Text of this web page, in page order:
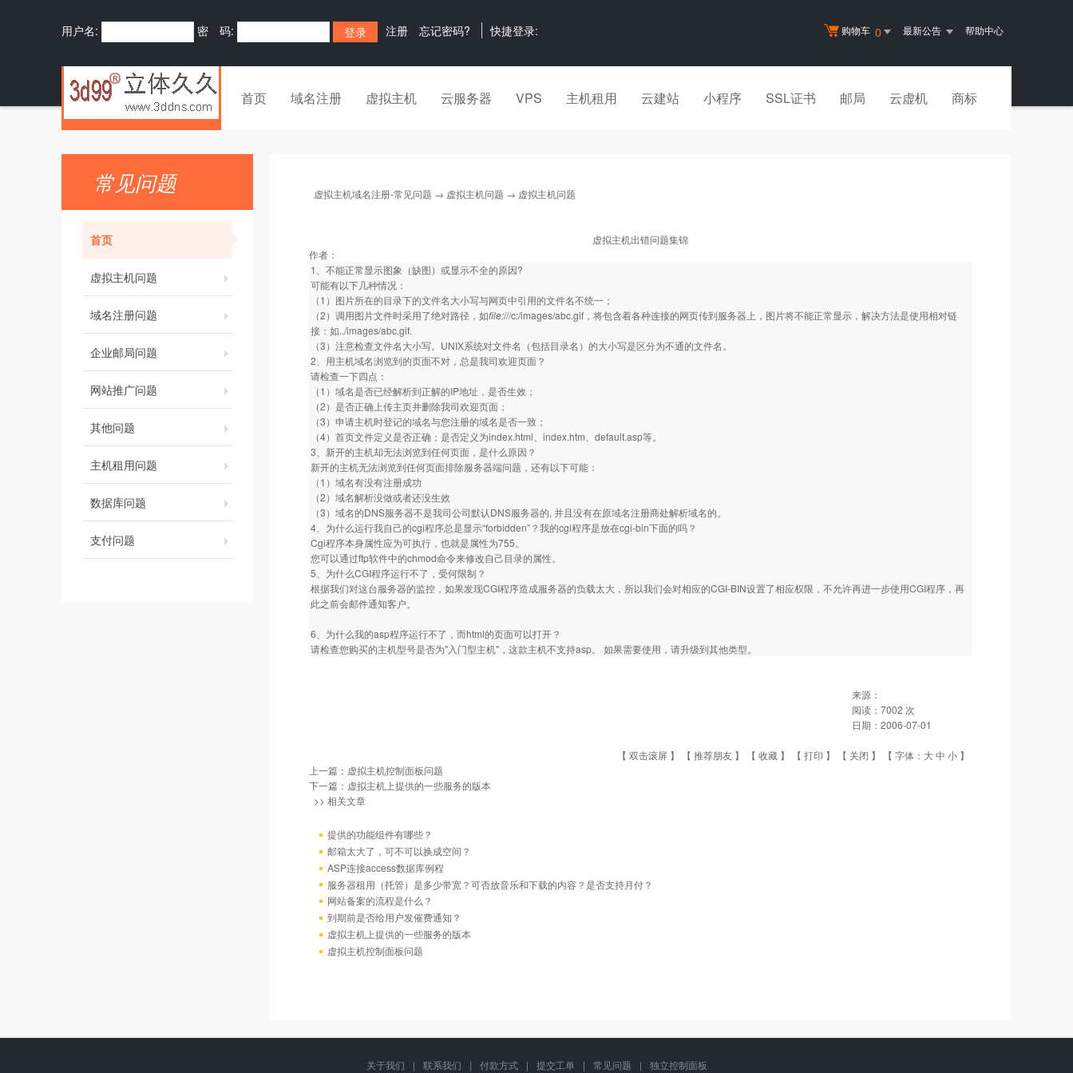
购物车 0 最新公告 帮助中心
用户名: 密 码: 注册 忘记密码? 快捷登录:
首页 域名注册 虚拟主机 云服务器 VPS 主机租用 云建站 小程序 SSL证书 邮局 云虚机 商标
常见问题
首页
虚拟主机问题
域名注册问题
企业邮局问题
网站推广问题
其他问题
主机租用问题
数据库问题
支付问题
虚拟主机域名注册-常见问题 → 虚拟主机问题 → 虚拟主机问题
虚拟主机出错问题集锦
作者：
1、不能正常显示图象（缺图）或显示不全的原因?
可能有以下几种情况：
（1）图片所在的目录下的文件名大小写与网页中引用的文件名不统一；
（2）调用图片文件时采用了绝对路径，如file:///c:/images/abc.gif，将包含着各种连接的网页传到服务器上，图片将不能正常显示，解决方法是使用相对链
接：如../images/abc.gif.
（3）注意检查文件名大小写。UNIX系统对文件名（包括目录名）的大小写是区分为不通的文件名。
2、用主机域名浏览到的页面不对，总是我司欢迎页面？
请检查一下四点：
（1）域名是否已经解析到正解的IP地址，是否生效；
（2）是否正确上传主页并删除我司欢迎页面；
（3）申请主机时登记的域名与您注册的域名是否一致；
（4）首页文件定义是否正确；是否定义为index.html、index.htm、default.asp等。
3、新开的主机却无法浏览到任何页面，是什么原因？
新开的主机无法浏览到任何页面排除服务器端问题，还有以下可能：
（1）域名有没有注册成功
（2）域名解析没做或者还没生效
（3）域名的DNS服务器不是我司公司默认DNS服务器的, 并且没有在原域名注册商处解析域名的。
4、为什么运行我自己的cgi程序总是显示“forbidden”？我的cgi程序是放在cgi-bin下面的吗？
Cgi程序本身属性应为可执行，也就是属性为755。
您可以通过ftp软件中的chmod命令来修改自己目录的属性。
5、为什么CGI程序运行不了，受何限制？
根据我们对这台服务器的监控，如果发现CGI程序造成服务器的负载太大，所以我们会对相应的CGI-BIN设置了相应权限，不允许再进一步使用CGI程序，再
此之前会邮件通知客户。
6、为什么我的asp程序运行不了，而html的页面可以打开？
请检查您购买的主机型号是否为"入门型主机"，这款主机不支持asp。 如果需要使用，请升级到其他类型。
来源：
阅读： 7002 次
日期： 2006-07-01
【 双击滚屏 】 【 推荐朋友 】 【 收藏 】 【 打印 】 【 关闭 】 【 字体： 大中 小 】
上一篇： 虚拟主机控制面板问题
下一篇： 虚拟主机上提供的一些服务的版本
>> 相关文章
提供的功能组件有哪些？
邮箱太大了，可不可以换成空间？
ASP连接access数据库例程
服务器租用（托管）是多少带宽？可否放音乐和下载的内容？是否支持月付？
网站备案的流程是什么？
到期前是否给用户发催费通知？
虚拟主机上提供的一些服务的版本
虚拟主机控制面板问题
关于我们 | 联系我们 | 付款方式 | 提交工单 | 常见问题 | 独立控制面板